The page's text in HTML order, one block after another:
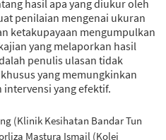
hasil apa yang diukur oleh
penilaian mengenai ukuran
ketakupayaan mengumpulkan
yang melaporkan hasil
penulis ulasan tidak
yang memungkinkan
yang efektif.
(Klinik Kesihatan Bandar Tun
Mastura Ismail (Kolej